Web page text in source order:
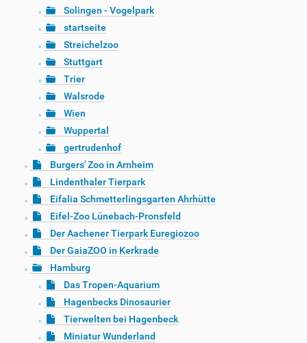
Solingen - Vogelpark
startseite
Streichelzoo
Stuttgart
Trier
Walsrode
Wien
Wuppertal
gertrudenhof
Burgers' Zoo in Arnheim
Lindenthaler Tierpark
Eifalia Schmetterlingsgarten Ahrhütte
Eifel-Zoo Lünebach-Pronsfeld
Der Aachener Tierpark Euregiozoo
Der GaiaZOO in Kerkrade
Hamburg
Das Tropen-Aquarium
Hagenbecks Dinosaurier
Tierwelten bei Hagenbeck
Miniatur Wunderland